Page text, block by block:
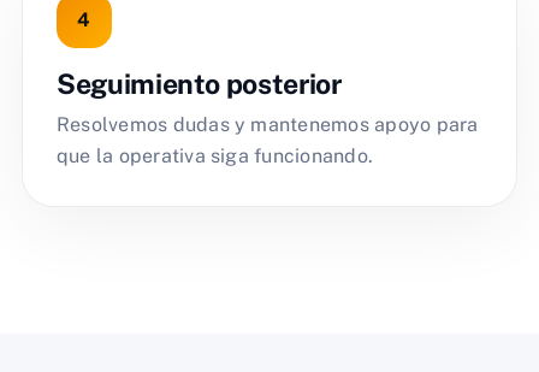
Seguimiento posterior
Resolvemos dudas y mantenemos apoyo para
que la operativa siga funcionando.